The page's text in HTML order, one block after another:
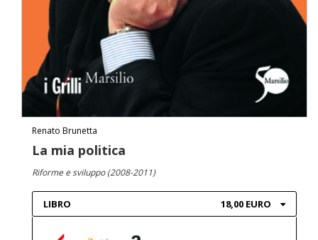
Renato Brunetta
La mia politica
Riforme e sviluppo (2008-2011)
LIBRO 18,00 EURO